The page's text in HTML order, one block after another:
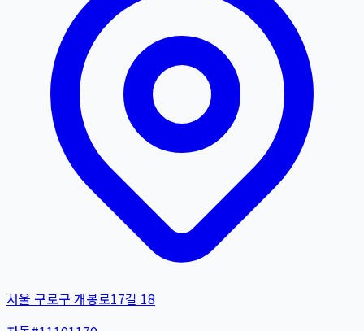
서울 구로구 개봉로17길 18